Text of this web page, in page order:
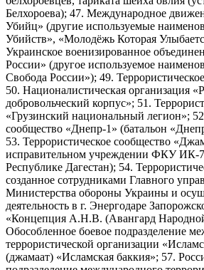
Белхороева); 47. Международное
Убийц» (другие используемые
Убийств», «Молодёжь Которая
Украинское военизированное
России» (другое используемое
Свобода России»); 49.
50. Националистическая организация
добровольческий корпус»; 51.
«Грузинский национальный легион»;
сообщество «Днепр-1» (батальон
53. Террористическое сообщество
исправительном учреждении ФКУ
Республике Дагестан); 54.
созданное сотрудниками Главного
Министерства обороны Украины и
деятельность в г. Энергодаре
«Концепция А.Н.В. (Авангард
Обособленное боевое подразделение
террористической организации
(джамаат) «Исламская баккия»; 57.